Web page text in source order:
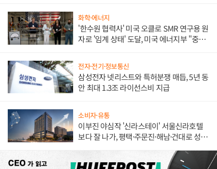
화학·에너지
'한수원 협력사' 미국 오클로 SMR 연구용 원
자로 '임계 상태' 도달, 미국 에너지부 "중요
전자·전기·정보통신
삼성전자 넷리스트와 특허분쟁 매듭, 5년 동
안 최대 1.3조 라이선스비 지급
소비자·유통
이부진 야심작 '신라스테이' 서울신라호텔
보다 잘 나가, 평택·주문진·해남·건대로 성